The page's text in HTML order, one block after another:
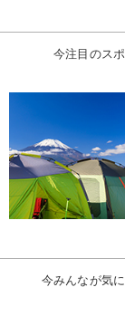
今注目のス
今みんなが気